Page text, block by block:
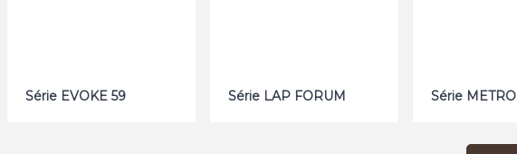
Série EVOKE 59 Série LAP FORUM Série